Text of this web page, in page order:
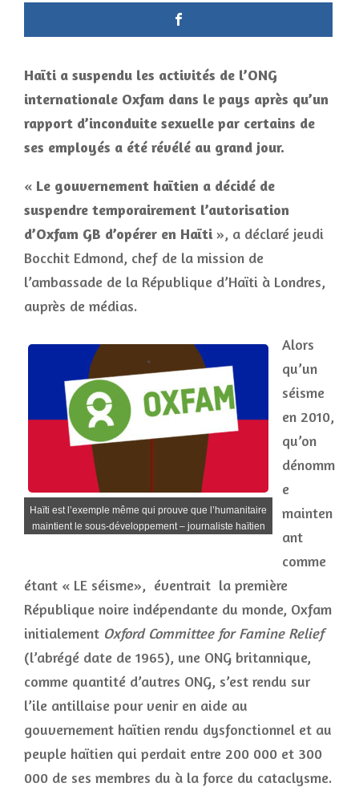
Haïti a suspendu les activités de l’ONG
internationale Oxfam dans le pays après qu’un
rapport d’inconduite sexuelle par certains de
ses employés a été révélé au grand jour.
« Le gouvernement haïtien a décidé de
suspendre temporairement l’autorisation
d’Oxfam GB d’opérer en Haïti », a déclaré jeudi
Bocchit Edmond, chef de la mission de
l’ambassade de la République d’Haïti à Londres,
auprès de médias.
Haïti est l’exemple même qui prouve que l’humanitaire
maintient le sous-développement – journaliste haïtien
Alors
qu’un
séisme
en 2010,
qu’on
dénomm
e
mainten
ant
comme
étant « LE séisme», éventrait la première
République noire indépendante du monde, Oxfam
initialement Oxford Committee for Famine Relief
(l’abrégé date de 1965), une ONG britannique,
comme quantité d’autres ONG, s’est rendu sur
l’ile antillaise pour venir en aide au
gouvernement haïtien rendu dysfonctionnel et au
peuple haïtien qui perdait entre 200 000 et 300
000 de ses membres du à la force du cataclysme.